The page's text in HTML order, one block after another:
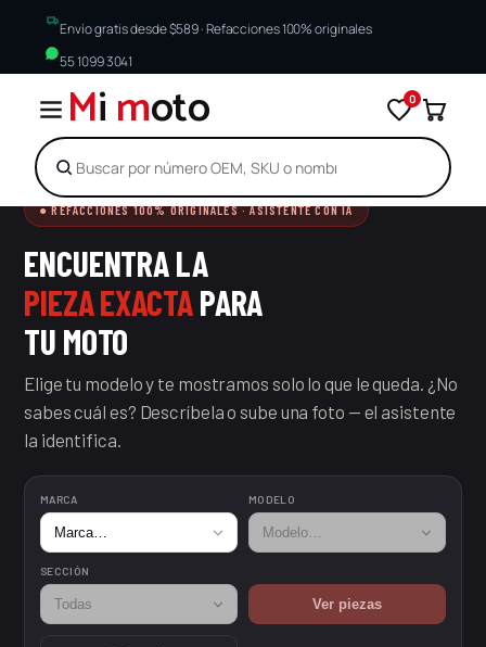
Envío gratis desde $589 · Refacciones 100% originales
55 1099 3041
Mimoto 0
Saltar
contenido
● REFACCIONES 100% ORIGINALES · ASISTENTE CON IA
ENCUENTRA LA
PIEZA EXACTAPARA
TU MOTO
Elige tu modelo y te mostramos solo lo que le queda. ¿No
sabes cuál es? Descríbela o sube una foto — el asistente
la identifica.
MARCA MODELO
SECCIÓN
Ver piezas